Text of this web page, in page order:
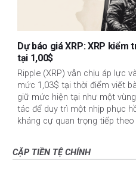
Dự báo giá XRP: XRP
tại 1,00$
Ripple (XRP) vẫn chịu áp lực
mức 1,03$ tại thời điểm viết
giữ mức hiện tại như một
tác để duy trì một nhịp phục
kháng cự quan trọng tiếp theo
CẶP TIỀN TỆ CHÍNH